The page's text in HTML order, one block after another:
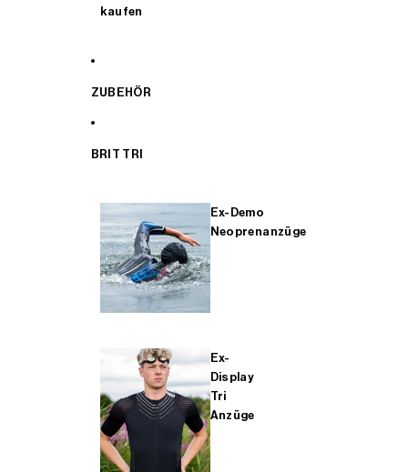
kaufen
ZUBEHÖR
BRIT TRI
Ex-Demo
Neoprenanzüge
Ex-
Display
Tri
Anzüge